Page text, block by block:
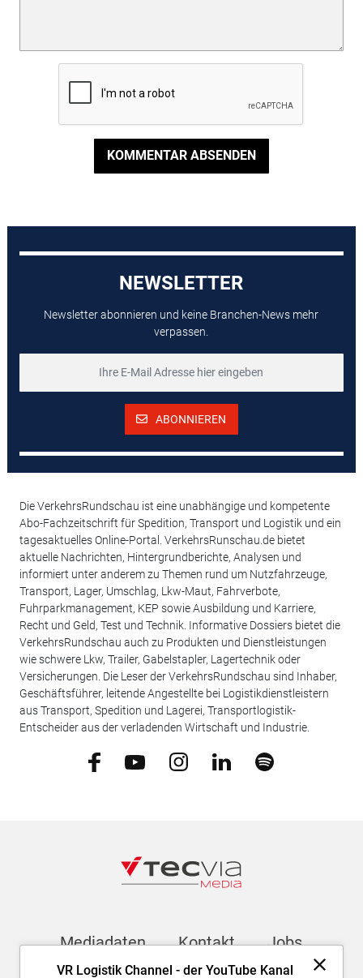
KOMMENTAR ABSENDEN
VR Logistik Channel - der YouTube Kanal
NEWSLETTER
Newsletter abonnieren und keine Branchen-News mehr
verpassen.
ABONNIEREN
Die VerkehrsRundschau ist eine unabhängige und kompetente
Abo-Fachzeitschrift für Spedition, Transport und Logistik und ein
tagesaktuelles Online-Portal. VerkehrsRunschau.de bietet
aktuelle Nachrichten, Hintergrundberichte, Analysen und
informiert unter anderem zu Themen rund um Nutzfahrzeuge,
Transport, Lager, Umschlag, Lkw-Maut, Fahrverbote,
Fuhrparkmanagement, KEP sowie Ausbildung und Karriere,
Recht und Geld, Test und Technik. Informative Dossiers bietet die
VerkehrsRundschau auch zu Produkten und Dienstleistungen
wie schwere Lkw, Trailer, Gabelstapler, Lagertechnik oder
Versicherungen. Die Leser der VerkehrsRundschau sind Inhaber,
Geschäftsführer, leitende Angestellte bei Logistikdienstleistern
aus Transport, Spedition und Lagerei, Transportlogistik-
Entscheider aus der verladenden Wirtschaft und Industrie.
Mediadaten Kontakt Jobs